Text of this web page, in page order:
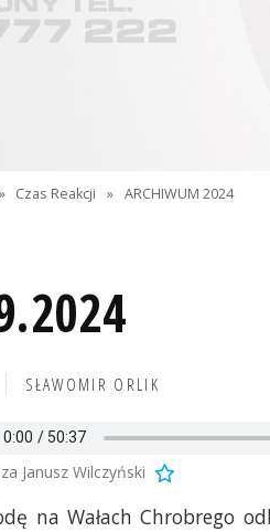
» Czas Reakcji » ARCHIWUM 2024
SŁAWOMIR ORLIK
Janusz Wilczyński
na Wałach Chrobrego